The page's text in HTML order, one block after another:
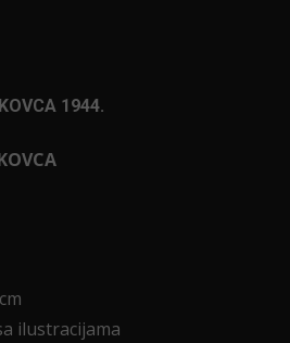
1944.
ilustracijama